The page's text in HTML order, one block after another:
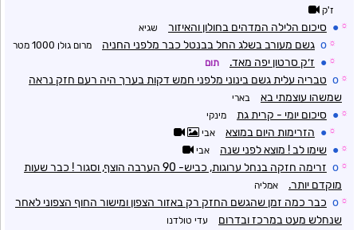
ז'ק
☼
● סיכום הלילה המדהים בחולון והאיזור שגיא
☼
o גשם מעורב בשלג החל בבנטל כבר מלפני החניה מרום גולן 1000 מטר
☼
● ז׳ק סרטון יפה מאד. תום
☼
o טבריה עלית גשם בינוני מלפני חמש דקות בערך היה רעם חזק נראה
שמשהו עוצמתי בא
בארי
☼
● סיכום יומי - קרית גת מינקי
☼
● הזרימות היום במוצא אבי
☼
● שימו לב ! מוצא לפני שנה אבי
☼
o
זרימה חזקה בנחל ערוגות, כביש- 90 הערבה הוצף, וסגור ! כבר שעות
מוקדם יותר.
אמליה
☼
o כבר כמה זמן שהגשם החזק רק באזור הצפון ומישור החוף הצפוני לאחר
שנחלש מעט במרכז ובדרום
עדי טולדנו